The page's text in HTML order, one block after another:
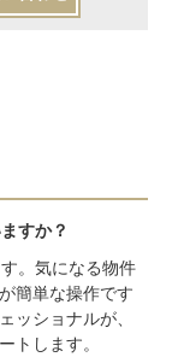
すか？
。気になる物件
簡単な操作です
ッショナルが、
トします。